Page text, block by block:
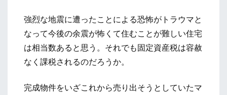
強烈な地震に遭ったことによる恐怖がトラウマと
なって今後の余震が怖くて住むことが難しい住宅
は相当数あると思う。それでも固定資産税は容赦
なく課税されるのだろうか。
完成物件をいざこれから売り出そうとしていたマ